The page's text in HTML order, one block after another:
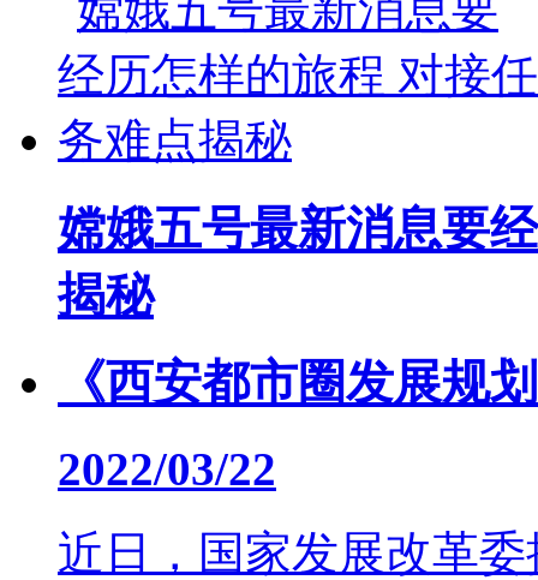
嫦娥五号最新消息要
揭秘
《西安都市圈发展规
2022/03/22
近日，国家发展改革